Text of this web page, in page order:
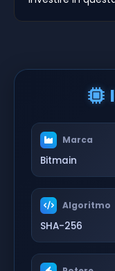
Marca
Bitmain
Algoritmo
SHA-256